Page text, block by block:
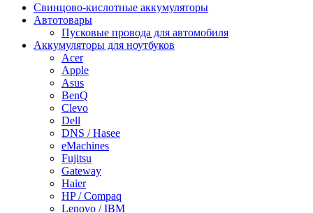
Cвинцово-кислотные аккумуляторы
Автотовары
Пусковые провода для автомобиля
Аккумуляторы для ноутбуков
Acer
Apple
Asus
BenQ
Clevo
Dell
DNS / Hasee
eMachines
Fujitsu
Gateway
Haier
HP / Compaq
Lenovo / IBM